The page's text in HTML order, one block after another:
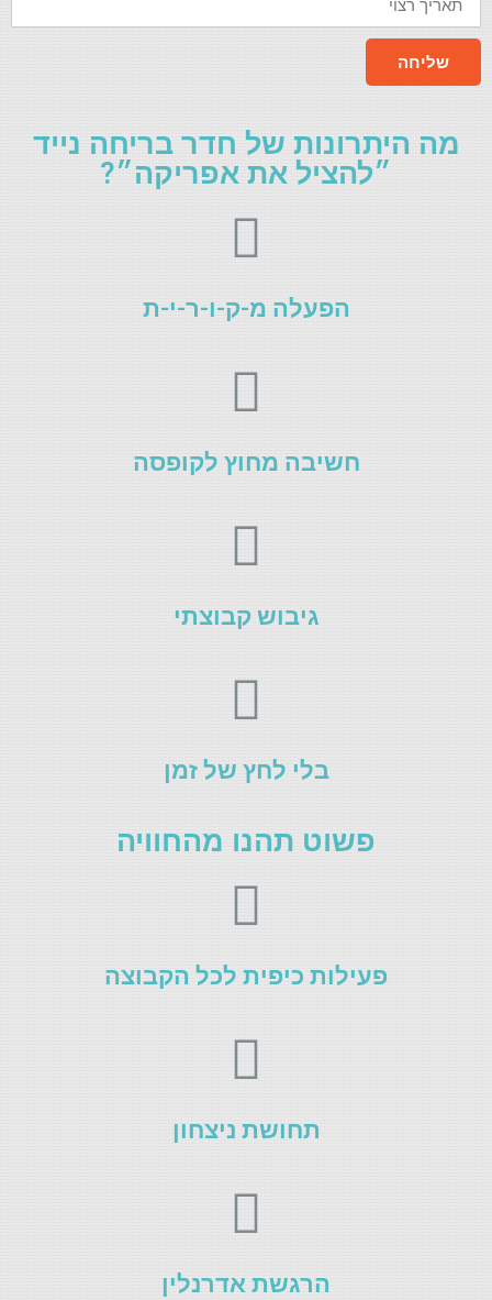
רצוי
שליחה
מה היתרונות של חדר בריחה נייד
״להציל את אפריקה״?
הפעלה מ-ק-ו-ר-י-ת
חשיבה מחוץ לקופסה
גיבוש קבוצתי
בלי לחץ של זמן
פשוט תהנו מהחוויה
פעילות כיפית לכל הקבוצה
תחושת ניצחון
הרגשת אדרנלין